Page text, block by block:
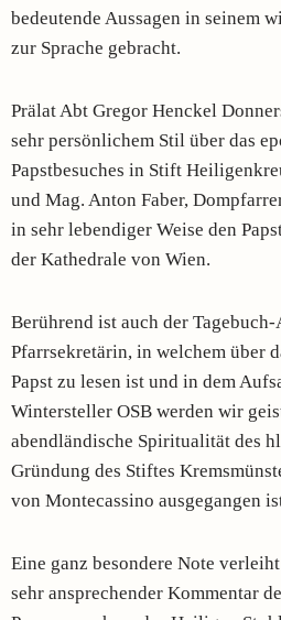
bedeutende Aussagen in seinem
zur Sprache gebracht.
Prälat Abt Gregor Henckel
sehr persönlichem Stil über das
Papstbesuches in Stift
und Mag. Anton Faber,
in sehr lebendiger Weise den
der Kathedrale von Wien.
Berührend ist auch der
Pfarrsekretärin, in welchem über
Papst zu lesen ist und in dem
Wintersteller OSB werden wir
abendländische Spiritualität des
Gründung des Stiftes
von Montecassino ausgegangen
Eine ganz besondere Note
sehr ansprechender Kommentar